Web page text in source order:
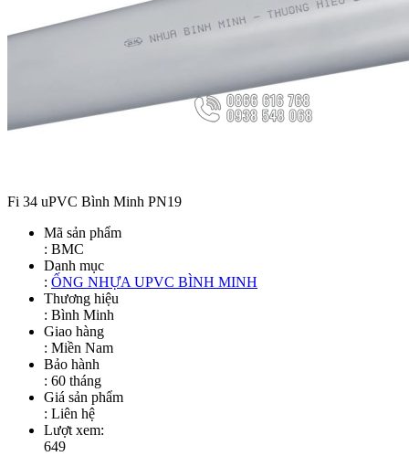
Fi 34 uPVC Bình Minh PN19
Mã sản phẩm
: BMC
Danh mục
: ỐNG NHỰA UPVC BÌNH MINH
Thương hiệu
: Bình Minh
Giao hàng
: Miền Nam
Bảo hành
: 60 tháng
Giá sản phẩm
: Liên hệ
Lượt xem:
649